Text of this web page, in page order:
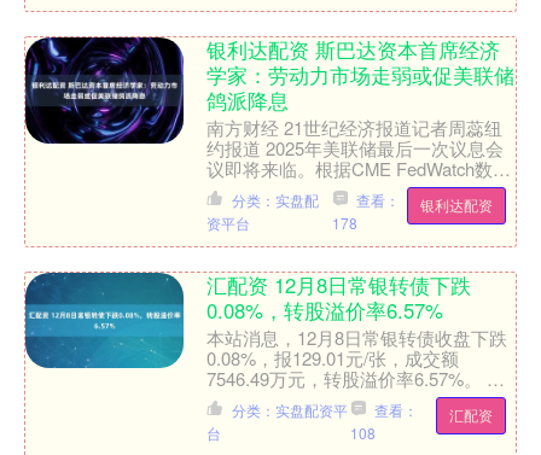
银利达配资 斯巴达资本首席经济
学家：劳动力市场走弱或促美联储
鸽派降息
南方财经 21世纪经济报道记者周蕊纽
约报道 2025年美联储最后一次议息会
议即将来临。根据CME FedWatch数
据，市场目前押注FOMC在12月会议上
降息2....
银利达配资
分类：实盘配
资平台
查看：
178
汇配资 12月8日常银转债下跌
0.08%，转股溢价率6.57%
本站消息，12月8日常银转债收盘下跌
0.08%，报129.01元/张，成交额
7546.49万元，转股溢价率6.57%。 资
料显示，常银转债信用级别
为“AAA”，....
汇配资
分类：实盘配资平
台
查看：
108